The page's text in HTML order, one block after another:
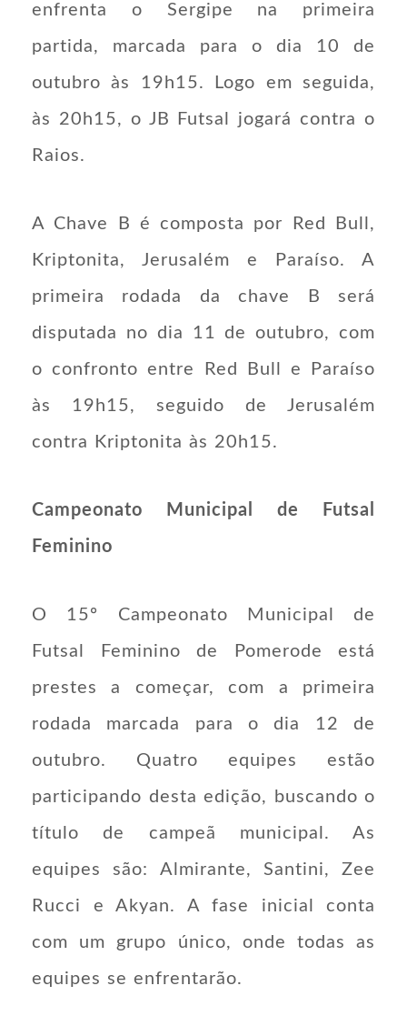
enfrenta o Sergipe na primeira
partida, marcada para o dia 10 de
outubro às 19h15. Logo em seguida,
às 20h15, o JB Futsal jogará contra o
Raios.
A Chave B é composta por Red Bull,
Kriptonita, Jerusalém e Paraíso. A
primeira rodada da chave B será
disputada no dia 11 de outubro, com
o confronto entre Red Bull e Paraíso
às 19h15, seguido de Jerusalém
contra Kriptonita às 20h15.
Campeonato Municipal de Futsal
Feminino
O 15º Campeonato Municipal de
Futsal Feminino de Pomerode está
prestes a começar, com a primeira
rodada marcada para o dia 12 de
outubro. Quatro equipes estão
participando desta edição, buscando o
título de campeã municipal. As
equipes são: Almirante, Santini, Zee
Rucci e Akyan. A fase inicial conta
com um grupo único, onde todas as
equipes se enfrentarão.